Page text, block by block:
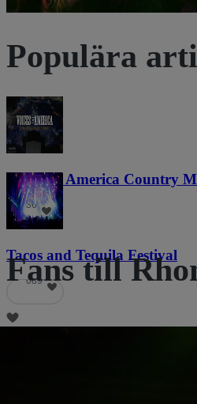
Populära
Voices of America Country
36
Tacos and Tequila Festival
689
Fans till